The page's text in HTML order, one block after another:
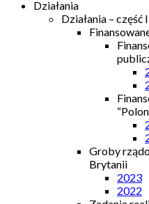
Działania
Działania – część I
Groby
Brytanii
2023
2022